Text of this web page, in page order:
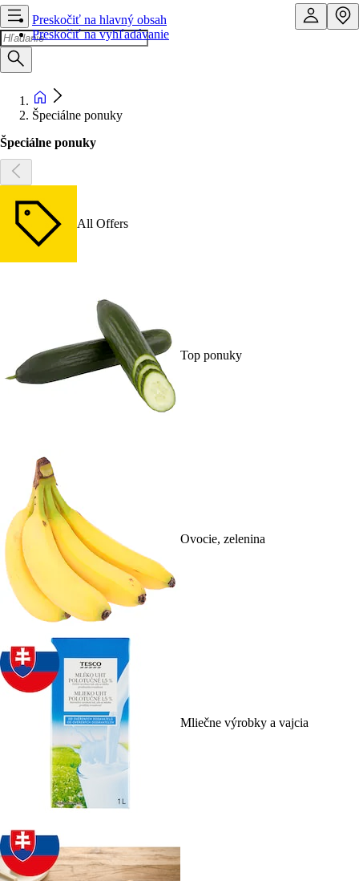
Preskočiť na hlavný obsah
Preskočiť na vyhľadávanie
Špeciálne ponuky
Špeciálne ponuky
All Offers
Top ponuky
Ovocie, zelenina
Mliečne výrobky a vajcia